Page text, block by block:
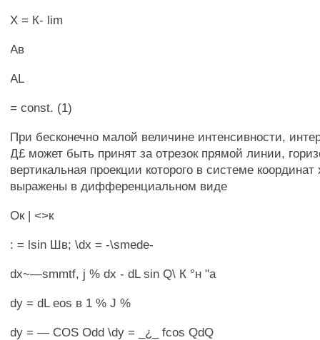
Х = К- lim
Ав
AL
= const. (1)
При бесконечно малой величине интенсивности,
Д£ может быть принят за отрезок прямой линии,
вертикальная проекции которого в системе
выражены в дифференциальном виде
Ок | <>к
: = lsin Шв; \dx = -\smede-
dx~—smmtf, j % dx - dL sin Q\ К °н "а
dy = dL eos в 1 % J %
dy = — COS Odd \dy = _¿_ fcos QdQ